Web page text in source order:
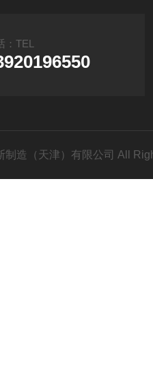
：TEL
制造（天津）有限公司 All